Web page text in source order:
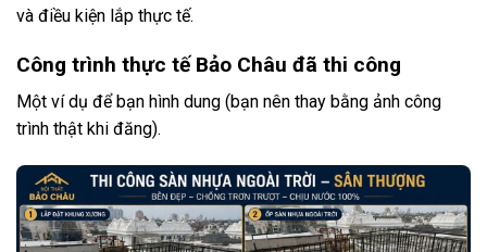
và điều kiện lắp thực tế.
Công trình thực tế Bảo Châu đã thi công
Một ví dụ để bạn hình dung (bạn nên thay bằng ảnh công
trình thật khi đăng).